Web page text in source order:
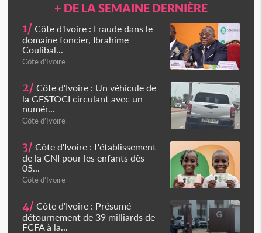
+ DE LA SEMAINE DERNIÈRE
1/ Côte d'Ivoire : Fraude dans le
domaine foncier, Ibrahime
Coulibal...
Côte d'Ivoire
2/ Côte d'Ivoire : Un véhicule de
la GESTOCI circulant avec un
numér...
Côte d'Ivoire
3/ Côte d'Ivoire : L'établissement
de la CNI pour les enfants dès
05...
Côte d'Ivoire
4/ Côte d'Ivoire : Présumé
détournement de 39 milliards de
FCFA à la...